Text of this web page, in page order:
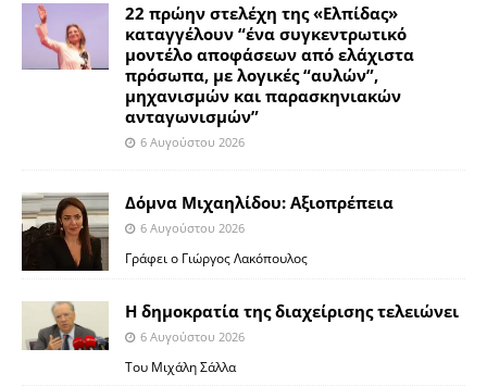
22 πρώην στελέχη της «Ελπίδας»
καταγγέλουν “ένα συγκεντρωτικό
μοντέλο αποφάσεων από ελάχιστα
πρόσωπα, με λογικές “αυλών”,
μηχανισμών και παρασκηνιακών
ανταγωνισμών”
6 Αυγούστου 2026
Δόμνα Μιχαηλίδου: Αξιοπρέπεια
6 Αυγούστου 2026
Γράφει ο Γιώργος Λακόπουλος
Η δημοκρατία της διαχείρισης τελειώνει
6 Αυγούστου 2026
Του Μιχάλη Σάλλα